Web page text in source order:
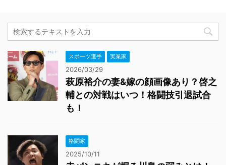
スポーツ選手 実業家
2026/03/29
萩原裕介の妻&嫁の顔画像あり？啓之
輔との対戦はいつ！格闘技引退試合
も！
格闘家
2025/10/11